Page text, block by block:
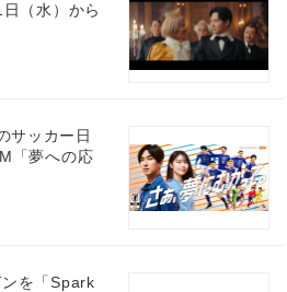
（水）から
サッカー日
「夢への応
を「Spark